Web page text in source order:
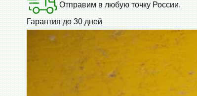
Отправим в любую точку России.
Гарантия до 30 дней